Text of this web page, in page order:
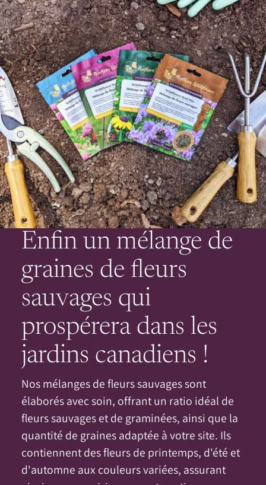
Enfin un mélange de
graines de fleurs
sauvages qui
prospérera dans les
jardins canadiens !
Nos mélanges de fleurs sauvages sont
élaborés avec soin, offrant un ratio idéal de
fleurs sauvages et de graminées, ainsi que la
quantité de graines adaptée à votre site. Ils
contiennent des fleurs de printemps, d'été et
d'automne aux couleurs variées, assurant